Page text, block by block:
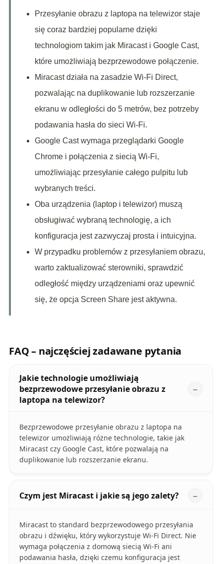
Przesyłanie obrazu z laptopa na telewizor staje
się coraz bardziej popularne dzięki
technologiom takim jak Miracast i Google Cast,
które umożliwiają bezprzewodowe połączenie.
Miracast działa na zasadzie Wi-Fi Direct,
pozwalając na duplikowanie lub rozszerzanie
ekranu w odległości do 5 metrów, bez potrzeby
podawania hasła do sieci Wi-Fi.
Google Cast wymaga przeglądarki Google
Chrome i połączenia z siecią Wi-Fi,
umożliwiając przesyłanie całego pulpitu lub
wybranych treści.
Oba urządzenia (laptop i telewizor) muszą
obsługiwać wybraną technologię, a ich
konfiguracja jest zazwyczaj prosta i intuicyjna.
W przypadku problemów z przesyłaniem obrazu,
warto zaktualizować sterowniki, sprawdzić
odległość między urządzeniami oraz upewnić
się, że opcja Screen Share jest aktywna.
FAQ – najczęściej zadawane pytania
Jakie technologie umożliwiają
bezprzewodowe przesyłanie obrazu z
laptopa na telewizor?
Bezprzewodowe przesyłanie obrazu z laptopa na
telewizor umożliwiają różne technologie, takie jak
Miracast czy Google Cast, które pozwalają na
duplikowanie lub rozszerzanie ekranu.
Czym jest Miracast i jakie są jego zalety?
Miracast to standard bezprzewodowego przesyłania
obrazu i dźwięku, który wykorzystuje Wi-Fi Direct. Nie
wymaga połączenia z domową siecią Wi-Fi ani
podawania hasła, dzięki czemu konfiguracja jest